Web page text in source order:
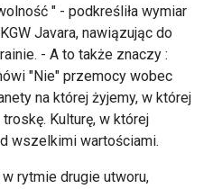
" - podkreśliła wymiar
Javara, nawiązując do
- A to także znaczy :
"Nie" przemocy wobec
na której żyjemy, w której
Kulturę, w której
wszelkimi wartościami.
rytmie drugie utworu,